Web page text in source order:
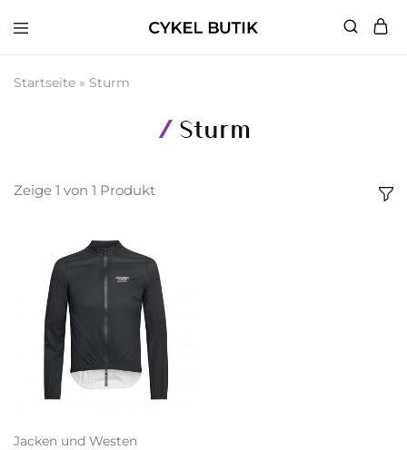
Butik
Startseite » Sturm
Sturm
Zeige 1 von 1 Produkt
Jacken und Westen